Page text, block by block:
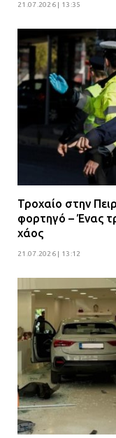
21.07.2026 | 13:35
Τροχαίο στην
φορτηγό – Ένας
χάος
21.07.2026 | 13:12